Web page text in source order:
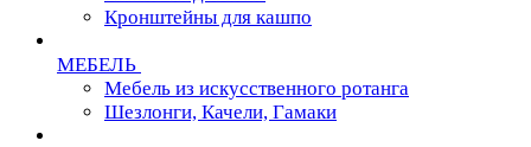
Кронштейны для кашпо
МЕБЕЛЬ
Мебель из искусственного ротанга
Шезлонги, Качели, Гамаки